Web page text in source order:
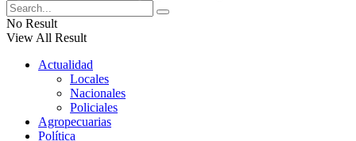
No Result
View All Result
Actualidad
Locales
Nacionales
Policiales
Agropecuarias
Política